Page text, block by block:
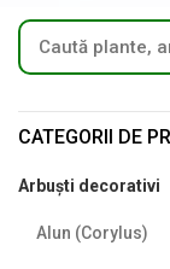
CATEGORII DE
Arbuști decorativi
Alun (Corylus)